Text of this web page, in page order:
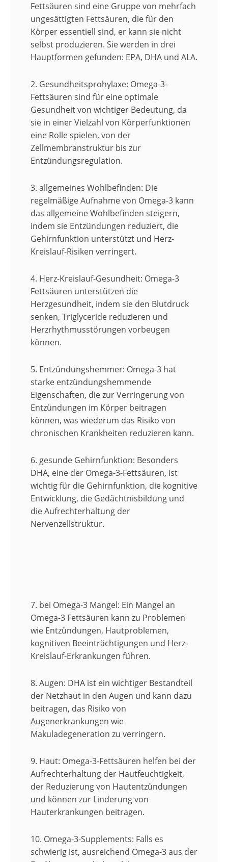
Fettsäuren sind eine Gruppe von mehrfach
ungesättigten Fettsäuren, die für den
Körper essentiell sind, er kann sie nicht
selbst produzieren. Sie werden in drei
Hauptformen gefunden: EPA, DHA und ALA.
2. Gesundheitsprohylaxe: Omega-3-
Fettsäuren sind für eine optimale
Gesundheit von wichtiger Bedeutung, da
sie in einer Vielzahl von Körperfunktionen
eine Rolle spielen, von der
Zellmembranstruktur bis zur
Entzündungsregulation.
3. allgemeines Wohlbefinden: Die
regelmäßige Aufnahme von Omega-3 kann
das allgemeine Wohlbefinden steigern,
indem sie Entzündungen reduziert, die
Gehirnfunktion unterstützt und Herz-
Kreislauf-Risiken verringert.
4. Herz-Kreislauf-Gesundheit: Omega-3
Fettsäuren unterstützen die
Herzgesundheit, indem sie den Blutdruck
senken, Triglyceride reduzieren und
Herzrhythmusstörungen vorbeugen
können.
5. Entzündungshemmer: Omega-3 hat
starke entzündungshemmende
Eigenschaften, die zur Verringerung von
Entzündungen im Körper beitragen
können, was wiederum das Risiko von
chronischen Krankheiten reduzieren kann.
6. gesunde Gehirnfunktion: Besonders
DHA, eine der Omega-3-Fettsäuren, ist
wichtig für die Gehirnfunktion, die kognitive
Entwicklung, die Gedächtnisbildung und
die Aufrechterhaltung der
Nervenzellstruktur.
7. bei Omega-3 Mangel: Ein Mangel an
Omega-3 Fettsäuren kann zu Problemen
wie Entzündungen, Hautproblemen,
kognitiven Beeinträchtigungen und Herz-
Kreislauf-Erkrankungen führen.
8. Augen: DHA ist ein wichtiger Bestandteil
der Netzhaut in den Augen und kann dazu
beitragen, das Risiko von
Augenerkrankungen wie
Makuladegeneration zu verringern.
9. Haut: Omega-3-Fettsäuren helfen bei der
Aufrechterhaltung der Hautfeuchtigkeit,
der Reduzierung von Hautentzündungen
und können zur Linderung von
Hauterkrankungen beitragen.
10. Omega-3-Supplements: Falls es
schwierig ist, ausreichend Omega-3 aus der